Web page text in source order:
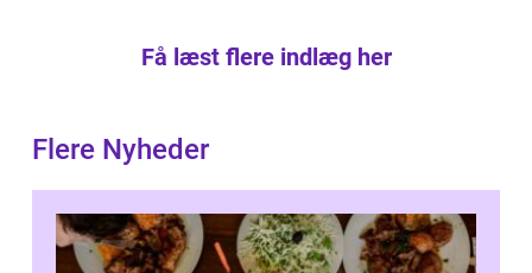
Få læst flere indlæg her
Flere Nyheder